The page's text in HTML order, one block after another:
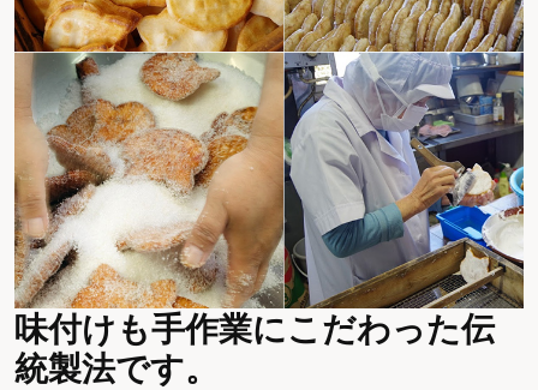
味付けも手作業にこだわった伝
統製法です。